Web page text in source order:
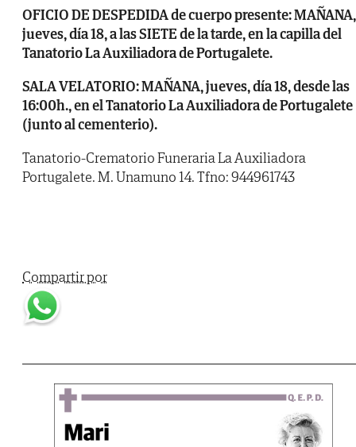
OFICIO DE DESPEDIDA de cuerpo presente: MAÑANA,
jueves, día 18, a las SIETE de la tarde, en la capilla del
Tanatorio La Auxiliadora de Portugalete.
SALA VELATORIO: MAÑANA, jueves, día 18, desde las
16:00h., en el Tanatorio La Auxiliadora de Portugalete
(junto al cementerio).
Tanatorio-Crematorio Funeraria La Auxiliadora
Portugalete. M. Unamuno 14. Tfno: 944961743
Compartir por